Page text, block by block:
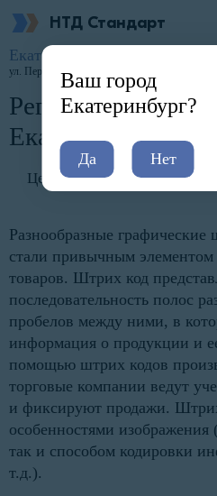
НТД Стандарт
Екатеринбург
ул. Первомайская, д. 15
Главная Услуги Другие типы
Регистрация
Екатеринбурге
Цена: от 4 000 руб.
Разнообразные
стали привычным элементом
товаров. Штрих код
последовательность полос
пробелов между ними, в
информация о продукции и
помощью штрих кодов
торговые компании ведут
и фиксируют продажи.
особенностями
так и способом кодировки
т.д.).
Ваш город
Екатеринбург?
Да Нет